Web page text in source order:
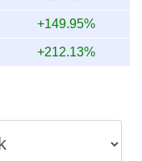
+149.95%
+212.13%